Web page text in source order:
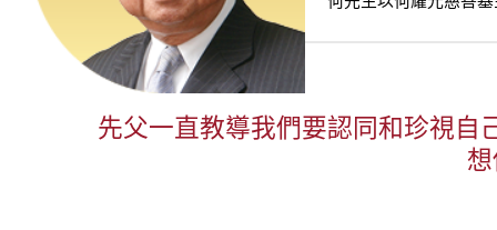
先父一直教導我們要認同和珍視自